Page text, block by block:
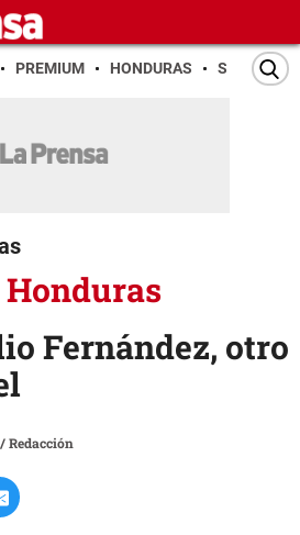
PREMIUM HONDURAS SAN PEDRO
Fernández, otro
/Redacción